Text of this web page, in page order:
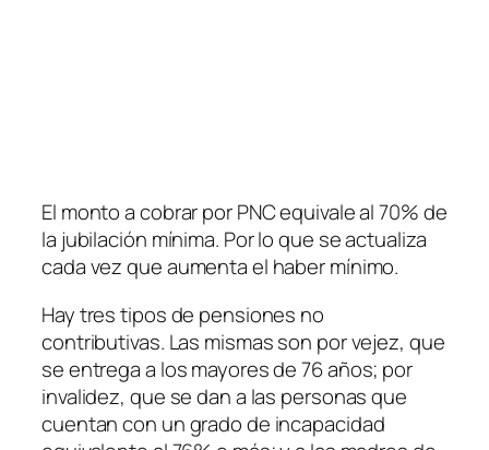
El monto a cobrar por PNC equivale al 70% de
la jubilación mínima. Por lo que se actualiza
cada vez que aumenta el haber mínimo.
Hay tres tipos de pensiones no
contributivas. Las mismas son por vejez, que
se entrega a los mayores de 76 años; por
invalidez, que se dan a las personas que
cuentan con un grado de incapacidad